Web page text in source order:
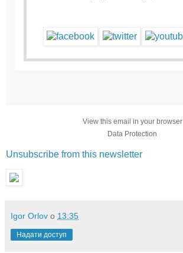
View this email in your browser
Data Protection
Unsubscribe from this newsletter
Igor Orlov о 13:35
Надати доступ